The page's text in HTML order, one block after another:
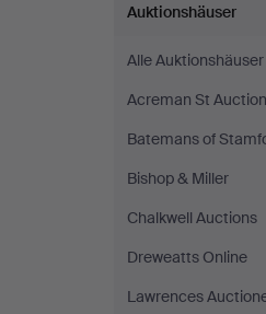
Auktionshäuser
Alle Auktionshäuser
Acreman St
Batemans of
Bishop & Miller
Chalkwell Auctions
Dreweatts Online
Lawrences